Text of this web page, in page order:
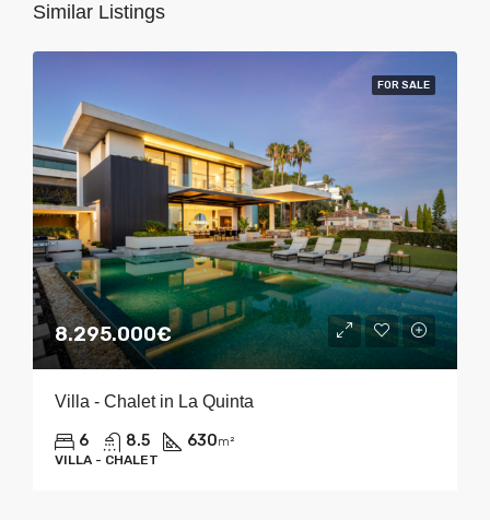
Similar Listings
FOR SALE
8.295.000€
Villa - Chalet in La Quinta
6 8.5 630m²
VILLA - CHALET